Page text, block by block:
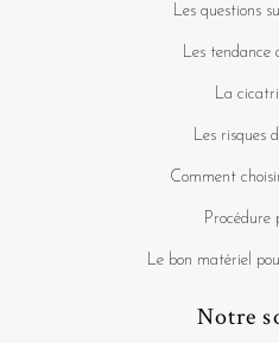
Les questions
Les tendance
La
Les risques
Comment
Procédure
Le bon matériel
Notre